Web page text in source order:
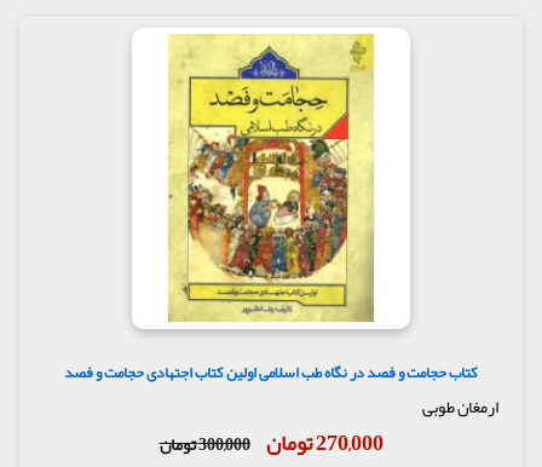
کتاب حجامت و فصد در نگاه طب اسلامی اولین کتاب اجتهادی حجامت و فصد
ارمغان طوبی
270,000 تومان 300,000 تومان